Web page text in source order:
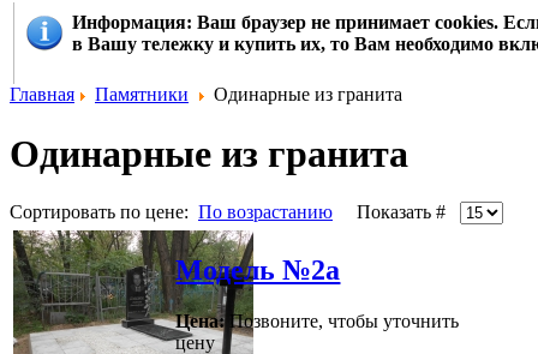
Информация: Ваш браузер не принимает cookies.
в Вашу тележку и купить их, то Вам необходимо
Главная Памятники Одинарные из гранита
Одинарные из гранита
Сортировать по цене: По возрастанию Показать #
Модель №2а
Цена: Позвоните, чтобы уточнить
цену